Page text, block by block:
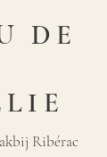
DE
Ribérac